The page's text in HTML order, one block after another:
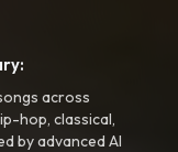
across
hop, classical,
by advanced AI